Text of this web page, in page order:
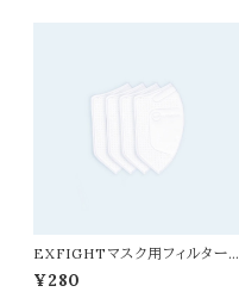
EXFIGHTマスク用フィルター（1
セット4枚入り）
¥280